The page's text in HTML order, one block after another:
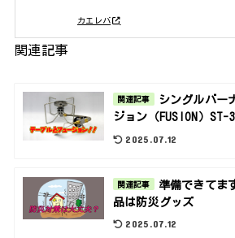
カエレバ
関連記事
関連記事
シングルバー
ジョン（FUSION）ST-
2025.07.12
関連記事
準備できてま
品は防災グッズ
2025.07.12